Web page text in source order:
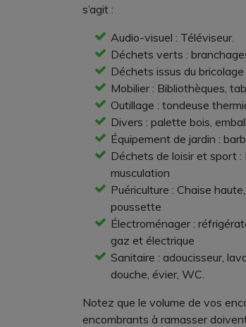
s’agit :
Audio-visuel : Téléviseur.
Déchets verts :
Déchets issus du
Mobilier : Bibliothèques,
Outillage : tondeuse
Divers : palette bois,
Équipement de jardin :
Déchets de loisir et sport :
musculation
Puériculture : Chaise
poussette
Électroménager :
gaz et électrique
Sanitaire : adoucisseur,
douche, évier, WC.
Notez que le volume de vos
encombrants à ramasser